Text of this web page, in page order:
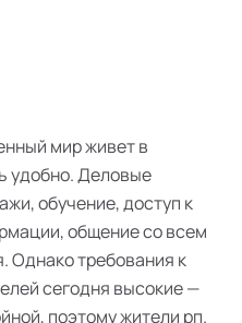
мир живет в
удобно. Деловые
обучение, доступ к
общение со всем
Однако требования к
сегодня высокие —
поэтому жители рп.